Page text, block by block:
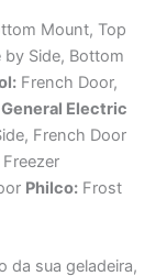
Mount, Top
by Side, Bottom
French Door,
General Electric
French Door
Philco: Frost
da sua geladeira,